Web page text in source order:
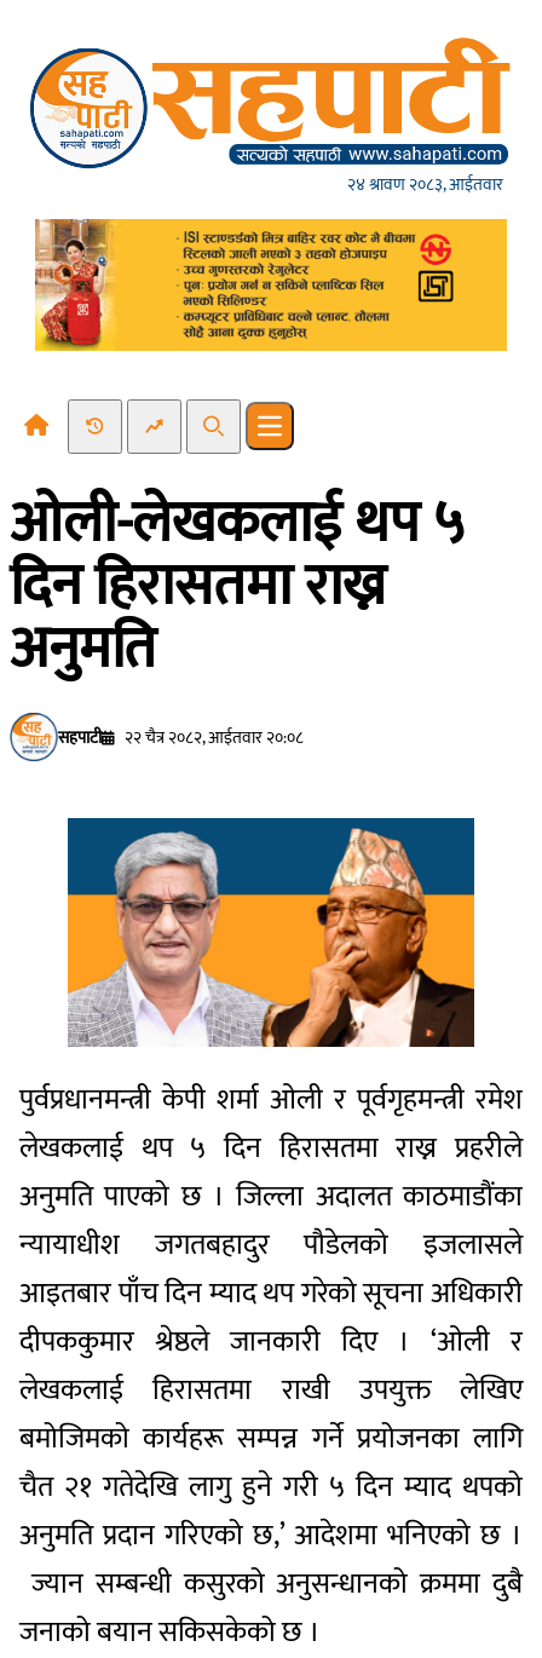
२४ श्रावण २०८३, आईतवार
Recent NewsTrending News
SearchOpen main menu
ओली-लेखकलाई थप ५
दिन हिरासतमा राख्न
अनुमति
सहपाटी २२ चैत्र २०८२, आईतवार २०:०८
पुर्वप्रधानमन्त्री केपी शर्मा ओली र पूर्वगृहमन्त्री रमेश
लेखकलाई थप ५ दिन हिरासतमा राख्न प्रहरीले
अनुमति पाएको छ । जिल्ला अदालत काठमाडौंका
न्यायाधीश जगतबहादुर पौडेलको इजलासले
आइतबार पाँच दिन म्याद थप गरेको सूचना अधिकारी
दीपककुमार श्रेष्ठले जानकारी दिए । ‘ओली र
लेखकलाई हिरासतमा राखी उपयुक्त लेखिए
बमोजिमको कार्यहरू सम्पन्न गर्ने प्रयोजनका लागि
चैत २१ गतेदेखि लागु हुने गरी ५ दिन म्याद थपको
अनुमति प्रदान गरिएको छ,’ आदेशमा भनिएको छ ।
ज्यान सम्बन्धी कसुरको अनुसन्धानको क्रममा दुबै
जनाको बयान सकिसकेको छ ।